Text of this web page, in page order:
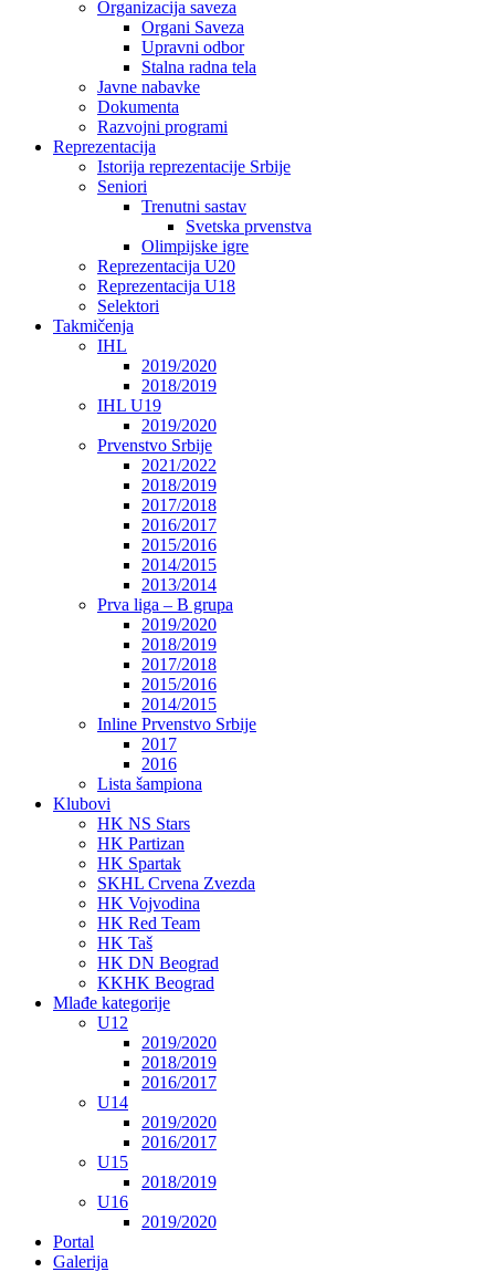
Organizacija saveza
Organi Saveza
Upravni odbor
Stalna radna tela
Javne nabavke
Dokumenta
Razvojni programi
Reprezentacija
Istorija reprezentacije Srbije
Seniori
Trenutni sastav
Svetska prvenstva
Olimpijske igre
Reprezentacija U20
Reprezentacija U18
Selektori
Takmičenja
IHL
2019/2020
2018/2019
IHL U19
2019/2020
Prvenstvo Srbije
2021/2022
2018/2019
2017/2018
2016/2017
2015/2016
2014/2015
2013/2014
Prva liga – B grupa
2019/2020
2018/2019
2017/2018
2015/2016
2014/2015
Inline Prvenstvo Srbije
2017
2016
Lista šampiona
Klubovi
HK NS Stars
HK Partizan
HK Spartak
SKHL Crvena Zvezda
HK Vojvodina
HK Red Team
HK Taš
HK DN Beograd
KKHK Beograd
Mlađe kategorije
U12
2019/2020
2018/2019
2016/2017
U14
2019/2020
2016/2017
U15
2018/2019
U16
2019/2020
Portal
Galerija